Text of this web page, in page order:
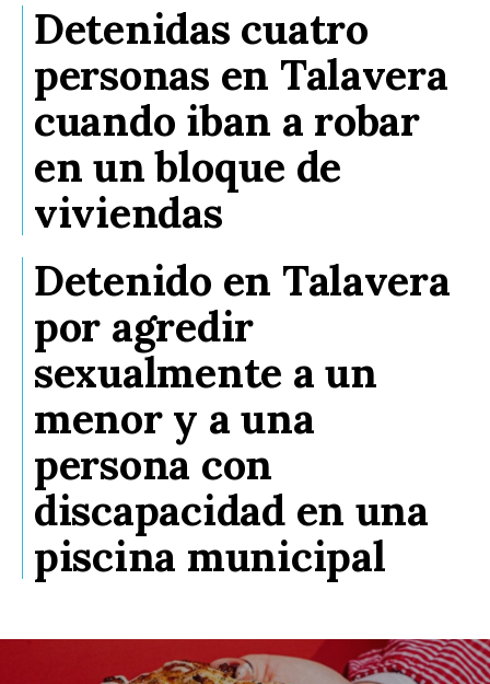
Detenidas cuatro
personas en Talavera
cuando iban a robar
en un bloque de
viviendas
Detenido en Talavera
por agredir
sexualmente a un
menor y a una
persona con
discapacidad en una
piscina municipal